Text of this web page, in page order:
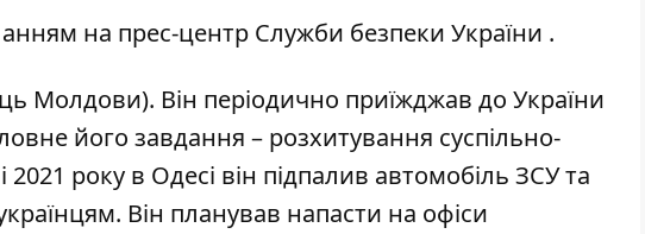
на прес-центр Служби безпеки України .
Молдови). Він періодично приїжджав до України
його завдання – розхитування суспільно-
2021 року в Одесі він підпалив автомобіль ЗСУ та
Він планував напасти на офіси